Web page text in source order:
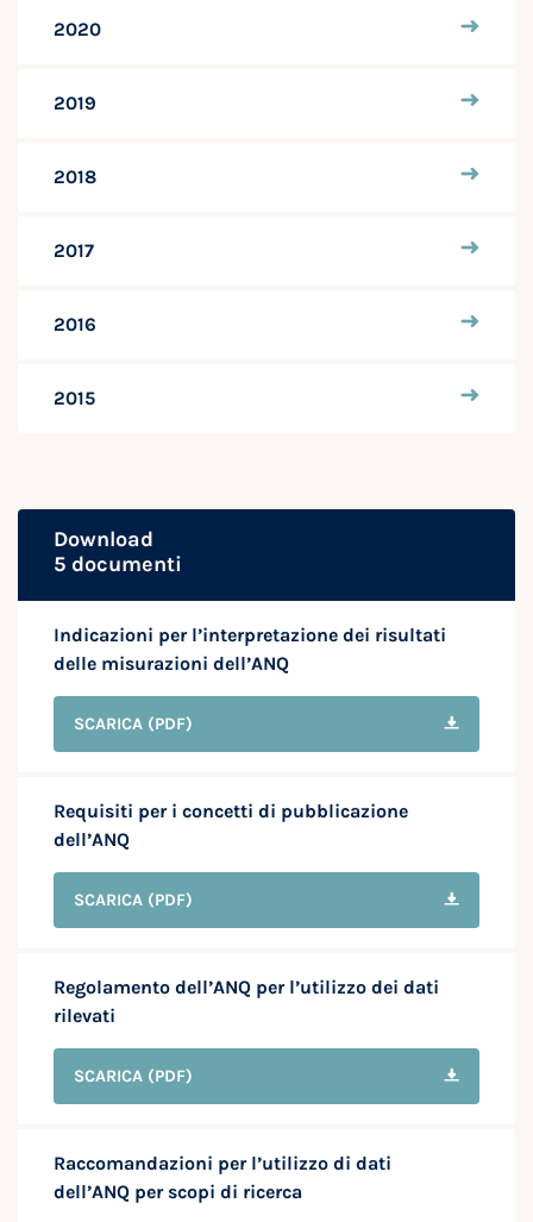
2020
2019
2018
2017
2016
2015
Download
5 documenti
Indicazioni per l’interpretazione dei risultati
delle misurazioni dell’ANQ
SCARICA (PDF)
Requisiti per i concetti di pubblicazione
dell’ANQ
SCARICA (PDF)
Regolamento dell’ANQ per l’utilizzo dei dati
rilevati
SCARICA (PDF)
Raccomandazioni per l’utilizzo di dati
dell’ANQ per scopi di ricerca